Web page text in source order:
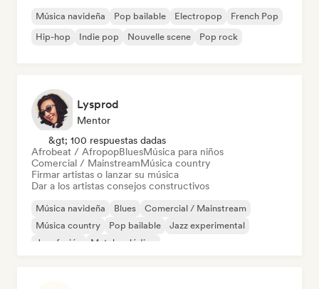
Música navideña Pop bailable Electropop
French Pop
Hip-hop
Indie pop Nouvelle scene Pop rock
Lysprod
Mentor
&gt; 100 respuestas dadas
Afrobeat / AfropopBluesMúsica para niños
Comercial / MainstreamMúsica country
Firmar artistas o lanzar su música
Dar a los artistas consejos constructivos
Música navideña Blues
Comercial / Mainstream
Música country
Pop bailable
Jazz experimental
Jazz fusión
Metal melódico